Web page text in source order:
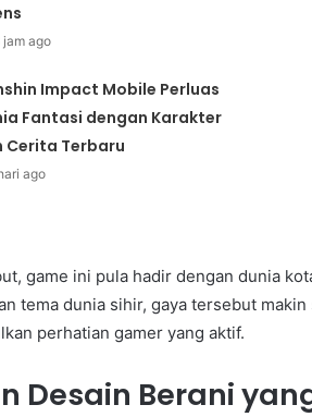
jam ago
Impact Mobile Perluas
Fantasi dengan Karakter
Cerita Terbaru
ago
game ini pula hadir dengan dunia
tema dunia sihir, gaya tersebut
perhatian gamer yang aktif.
Desain Berani